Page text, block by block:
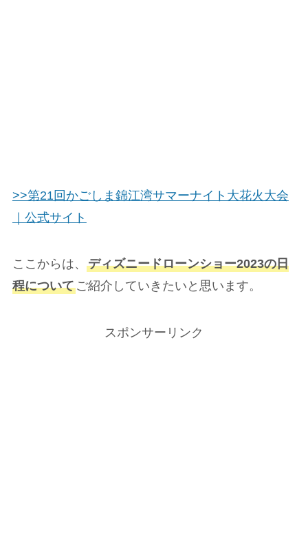
>>第21回かごしま錦江湾サマーナイト大花火大会
｜公式サイト
ここからは、 ディズニードローンショー2023の日
程についてご紹介していきたいと思います。
スポンサーリンク